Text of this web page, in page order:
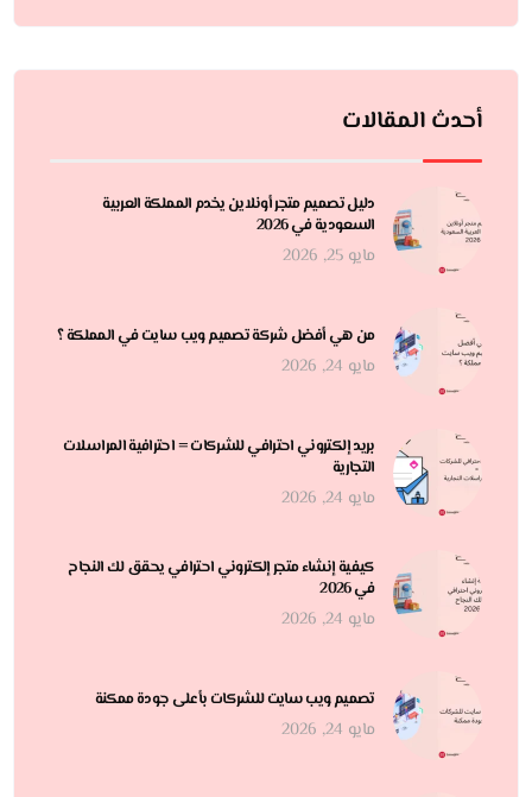
أحدث المقالات
دليل تصميم متجر أونلاين يخدم المملكة العربية
السعودية في 2026
مايو 25, 2026
من هي أفضل شركة تصميم ويب سايت في المملكة ؟
مايو 24, 2026
بريد إلكتروني احترافي للشركات = احترافية المراسلات
التجارية
مايو 24, 2026
كيفية إنشاء متجر إلكتروني احترافي يحقق لك النجاح
في 2026
مايو 24, 2026
تصميم ويب سايت للشركات بأعلى جودة ممكنة
مايو 24, 2026